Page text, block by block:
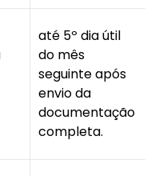
até 5º dia útil
do mês
seguinte após
envio da
documentação
completa.